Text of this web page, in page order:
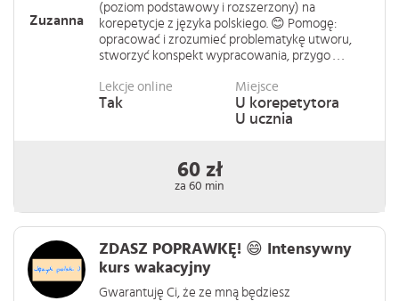
Zuzanna
(poziom podstawowy i rozszerzony) na
korepetycje z języka polskiego. 😊 Pomogę:
opracować i zrozumieć problematykę utworu,
stworzyć konspekt wypracowania, przygo . . .
Lekcje online
Tak
Miejsce
U korepetytora
U ucznia
60 zł
za 60 min
ZDASZ POPRAWKĘ! 😄 Intensywny
kurs wakacyjny
Gwarantuję Ci, że ze mną będziesz